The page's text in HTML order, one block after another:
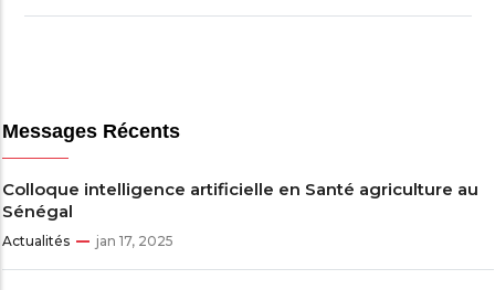
Messages Récents
Colloque intelligence artificielle en Santé agriculture au
Sénégal
Actualités jan 17, 2025